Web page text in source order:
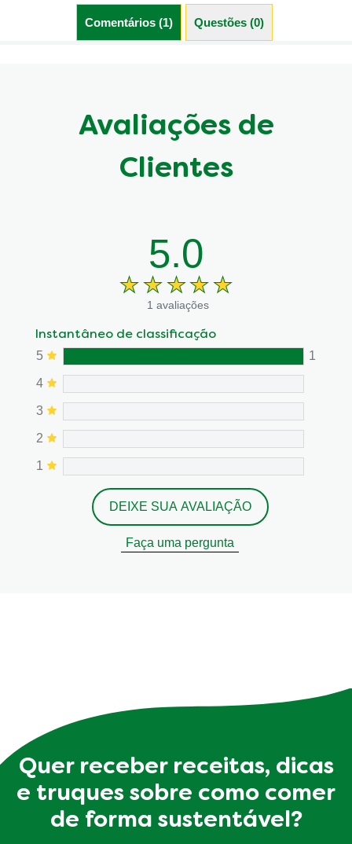
Comentários (1) Questões (0)
Avaliações de
Clientes
5.0
1 avaliações
Instantâneo de classificação
5 1
4
3
2
1
DEIXE SUA AVALIAÇÃO
Faça uma pergunta
Quer receber receitas, dicas
e truques sobre como comer
de forma sustentável?